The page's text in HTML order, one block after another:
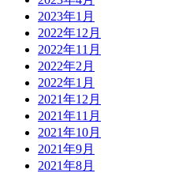
2023年1月
2022年12月
2022年11月
2022年2月
2022年1月
2021年12月
2021年11月
2021年10月
2021年9月
2021年8月